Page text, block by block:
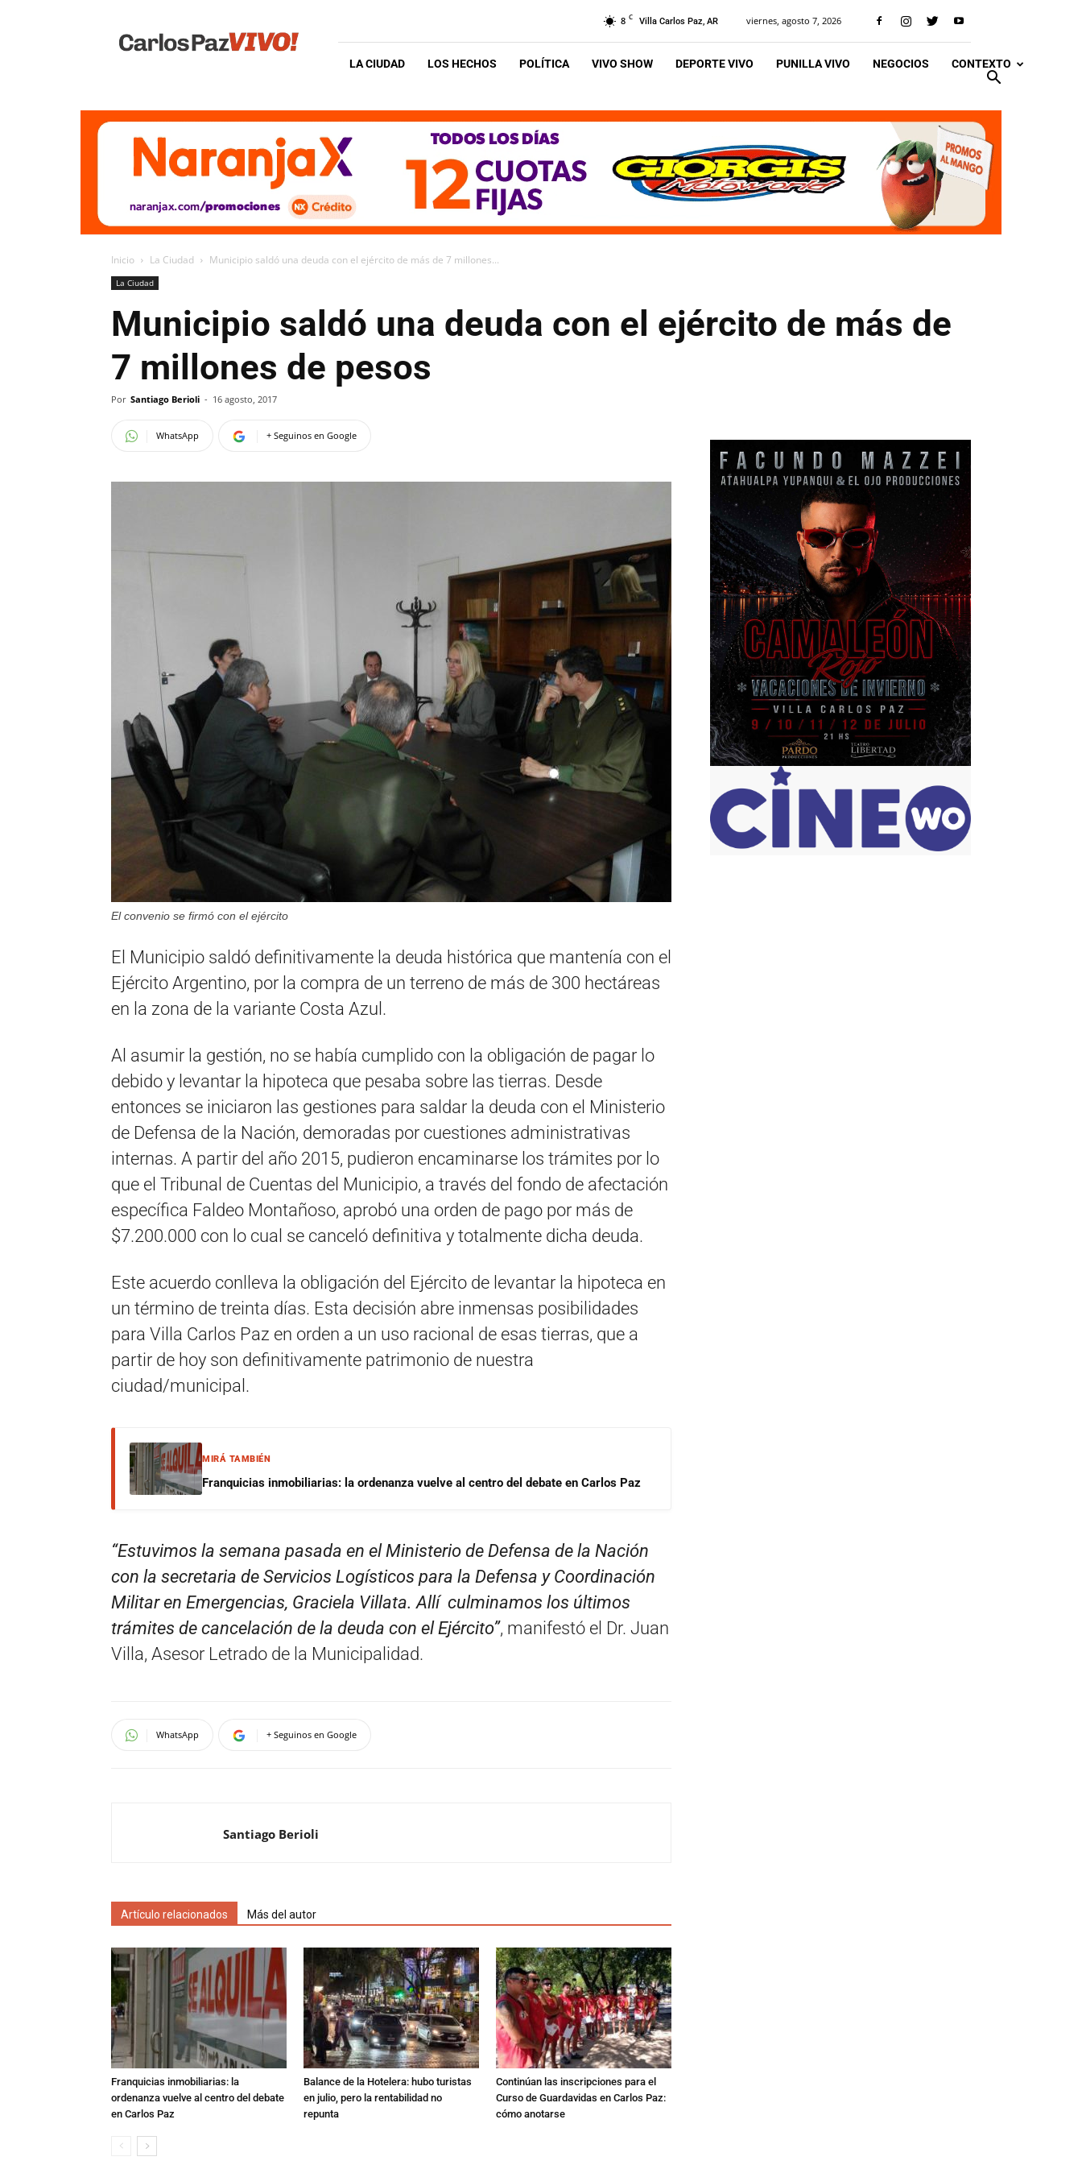
Vivo
8 C Villa Carlos Paz, AR viernes, agosto 7, 2026
LA CIUDAD LOS HECHOS POLÍTICA VIVO SHOW DEPORTE VIVO PUNILLA VIVO NEGOCIOS CONTEXTO
Inicio La Ciudad Municipio saldó una deuda con el ejército de más de 7 millones...
La Ciudad
Municipio saldó una deuda con el ejército de más de
7 millones de pesos
Por Santiago Berioli - 16 agosto, 2017
WhatsApp + Seguinos en Google
El convenio se firmó con el ejército
El Municipio saldó definitivamente la deuda histórica que mantenía con el
Ejército Argentino, por la compra de un terreno de más de 300 hectáreas
en la zona de la variante Costa Azul.
Al asumir la gestión, no se había cumplido con la obligación de pagar lo
debido y levantar la hipoteca que pesaba sobre las tierras. Desde
entonces se iniciaron las gestiones para saldar la deuda con el Ministerio
de Defensa de la Nación, demoradas por cuestiones administrativas
internas. A partir del año 2015, pudieron encaminarse los trámites por lo
que el Tribunal de Cuentas del Municipio, a través del fondo de afectación
específica Faldeo Montañoso, aprobó una orden de pago por más de
$7.200.000 con lo cual se canceló definitiva y totalmente dicha deuda.
Este acuerdo conlleva la obligación del Ejército de levantar la hipoteca en
un término de treinta días. Esta decisión abre inmensas posibilidades
para Villa Carlos Paz en orden a un uso racional de esas tierras, que a
partir de hoy son definitivamente patrimonio de nuestra
ciudad/municipal.
MIRÁ TAMBIÉN
Franquicias inmobiliarias: la ordenanza vuelve al centro del debate en Carlos Paz
“Estuvimos la semana pasada en el Ministerio de Defensa de la Nación
con la secretaria de Servicios Logísticos para la Defensa y Coordinación
Militar en Emergencias, Graciela Villata. Allí culminamos los últimos
trámites de cancelación de la deuda con el Ejército”, manifestó el Dr. Juan
Villa, Asesor Letrado de la Municipalidad.
WhatsApp + Seguinos en Google
Santiago Berioli
Artículo relacionados Más del autor
Franquicias inmobiliarias: la
ordenanza vuelve al centro del debate
en Carlos Paz
Balance de la Hotelera: hubo turistas
en julio, pero la rentabilidad no
repunta
Continúan las inscripciones para el
Curso de Guardavidas en Carlos Paz:
cómo anotarse